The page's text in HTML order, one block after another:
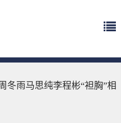
冬雨马思纯李程彬“袒胸”相